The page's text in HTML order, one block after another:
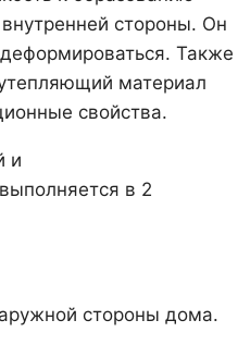
стороны. Он
Также
материал
свойства.
и
в 2
стороны дома.